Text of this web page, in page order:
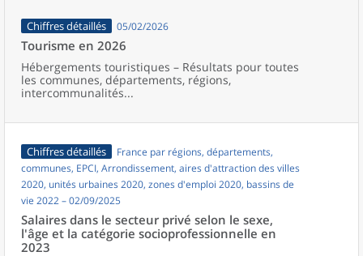
Chiffres détaillés 05/02/2026
Tourisme en 2026
Hébergements touristiques – Résultats pour toutes
les communes, départements, régions,
intercommunalités...
Chiffres détaillés
France par régions, départements,
communes, EPCI, Arrondissement, aires d'attraction des villes
2020, unités urbaines 2020, zones d'emploi 2020, bassins de
vie 2022 – 02/09/2025
Salaires dans le secteur privé selon le sexe,
l'âge et la catégorie socioprofessionnelle en
2023